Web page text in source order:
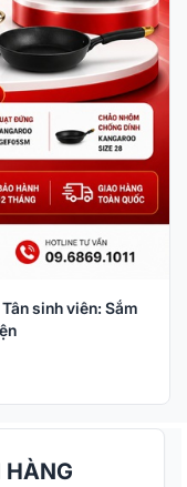
sinh viên: Sắm
HÀNG